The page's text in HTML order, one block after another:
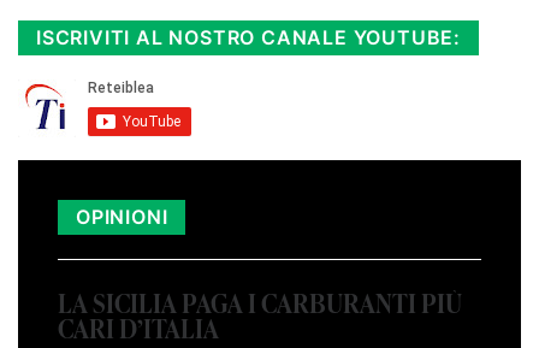
ISCRIVITI AL NOSTRO CANALE YOUTUBE:
OPINIONI
LA SICILIA PAGA I CARBURANTI PIÙ
CARI D’ITALIA